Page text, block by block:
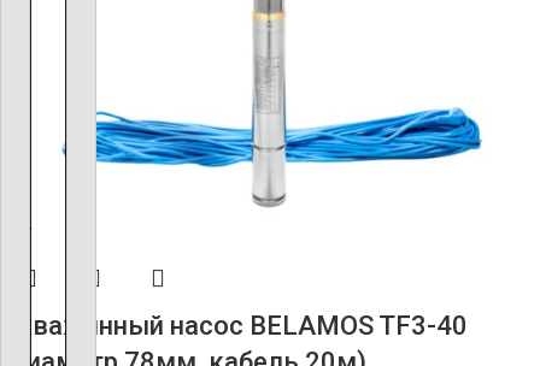
ХИТ
Скважинный насос BELAMOS TF3-40